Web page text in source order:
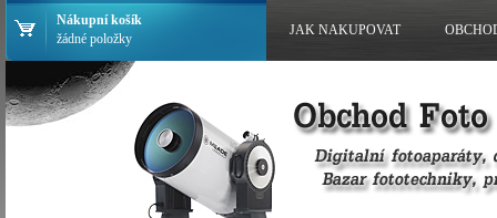
Nákupní košík
žádné položky
JAK NAKUPOVAT